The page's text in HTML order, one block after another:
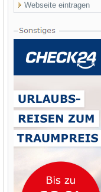
Webseite eintragen